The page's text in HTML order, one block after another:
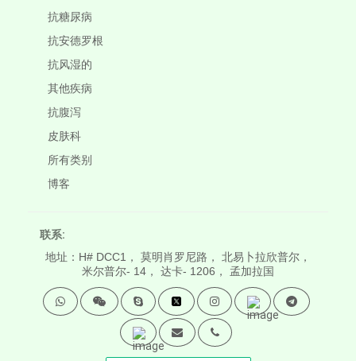
抗糖尿病
抗安德罗根
抗风湿的
其他疾病
抗腹泻
皮肤科
所有类别
博客
联系:
地址：H# DCC1， 莫明肖罗尼路， 北易卜拉欣普尔，
米尔普尔- 14， 达卡- 1206， 孟加拉国